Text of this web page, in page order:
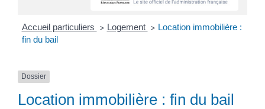
Accueil particuliers > Logement > Location immobilière :
fin du bail
Dossier
Location immobilière : fin du bail